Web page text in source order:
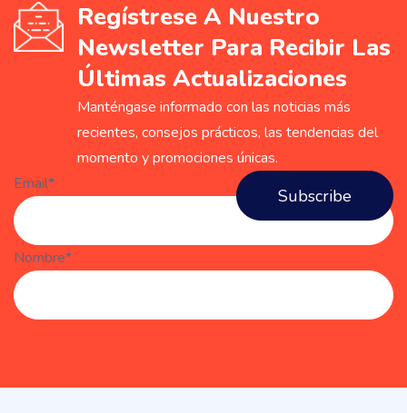
Regístrese A Nuestro
Newsletter Para Recibir Las
Últimas Actualizaciones
Manténgase informado con las noticias más
recientes, consejos prácticos, las tendencias del
momento y promociones únicas.
Email*
Nombre*